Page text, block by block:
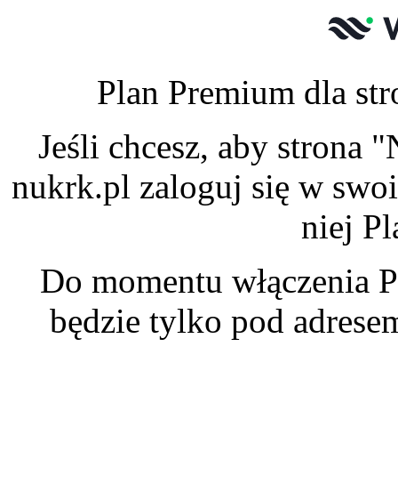
Plan Premium dla
Jeśli chcesz, aby strona
nukrk.pl zaloguj się w
niej
Do momentu włączenia
będzie tylko pod